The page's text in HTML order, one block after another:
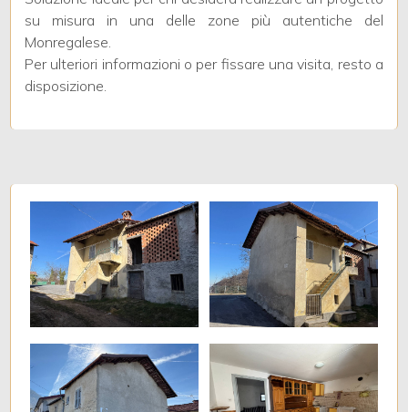
su misura in una delle zone più autentiche del
Monregalese.
Per ulteriori informazioni o per fissare una visita, resto a
disposizione.
2
5+
Altre
opzioni
-
multiscelta